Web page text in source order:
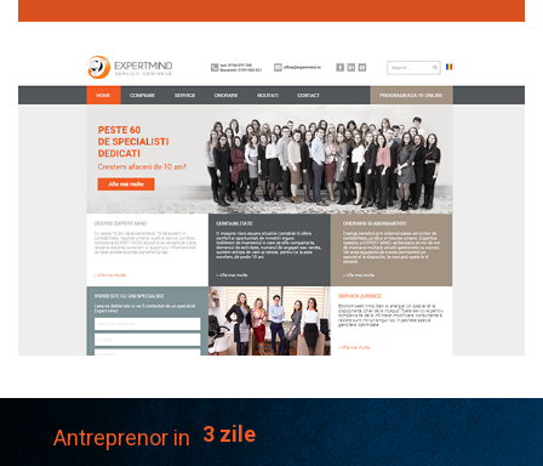
Antreprenor in 3 zile